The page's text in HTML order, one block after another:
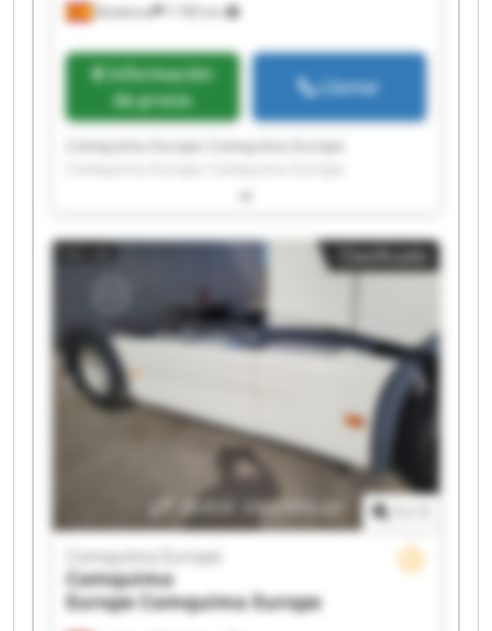
Badalona 7.785 km
Información
de precio
Llamar
Comquima Europe Comquima Europe
Comquima Europe Comquima Europe
Comquima Europe Comquima Europe
Comquima Europe Comquima Europe
Comquima Europe Comquima Europe
Comquima Europe Comquima Europe
Comquima Europe Comquima Europe
Comquima Europe Comquima Europe
Clasificado
Comquima Europe
Comquima
EuropeComquima Europe